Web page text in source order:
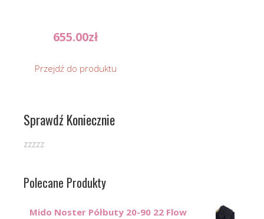
655.00zł
Przejdź do produktu
Sprawdź Koniecznie
zzzzz
Polecane Produkty
Mido Noster Półbuty 20-90 22 Flow